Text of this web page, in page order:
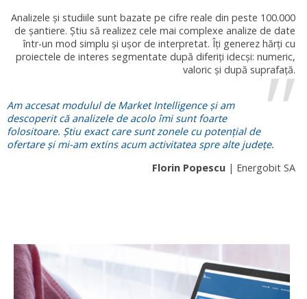
Analizele și studiile sunt bazate pe cifre reale din peste 100.000
de șantiere. Știu să realizez cele mai complexe analize de date
într-un mod simplu și ușor de interpretat. Îți generez hărți cu
proiectele de interes segmentate după diferiți idecși: numeric,
valoric și după suprafață.
Am accesat modulul de Market Intelligence și am
descoperit că analizele de acolo îmi sunt foarte
folositoare. Știu exact care sunt zonele cu potențial de
ofertare și mi-am extins acum activitatea spre alte județe.
Florin Popescu | Energobit SA